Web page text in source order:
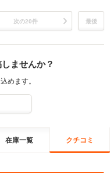
次の20件 最後
ませんか？
めます。
在庫一覧 クチコミ